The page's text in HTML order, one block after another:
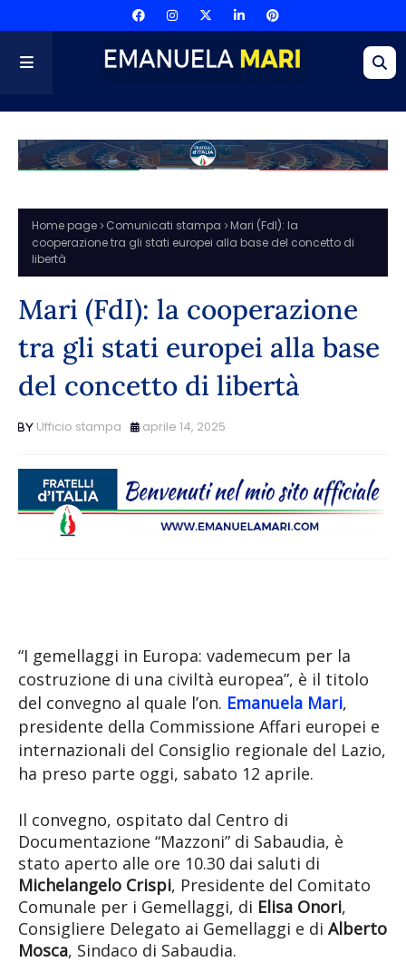
Home page Comunicati stampa
Mari (FdI): la
cooperazione tra gli stati europei alla base del concetto di
libertà
Mari (FdI): la cooperazione
tra gli stati europei alla base
del concetto di libertà
Ufficio stampa aprile 14, 2025
“I gemellaggi in Europa: vademecum per la
costruzione di una civiltà europea”, è il titolo
del convegno al quale l’on. Emanuela Mari,
presidente della Commissione Affari europei e
internazionali del Consiglio regionale del Lazio,
ha preso parte oggi, sabato 12 aprile.
Il convegno, ospitato dal Centro di
Documentazione “Mazzoni” di Sabaudia, è
stato aperto alle ore 10.30 dai saluti di
Michelangelo Crispi, Presidente del Comitato
Comunale per i Gemellaggi, di Elisa Onori,
Consigliere Delegato ai Gemellaggi e di Alberto
Mosca, Sindaco di Sabaudia.